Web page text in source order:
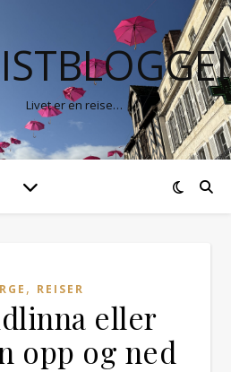
Livet er en reise…
, REISER
eller
opp og ned